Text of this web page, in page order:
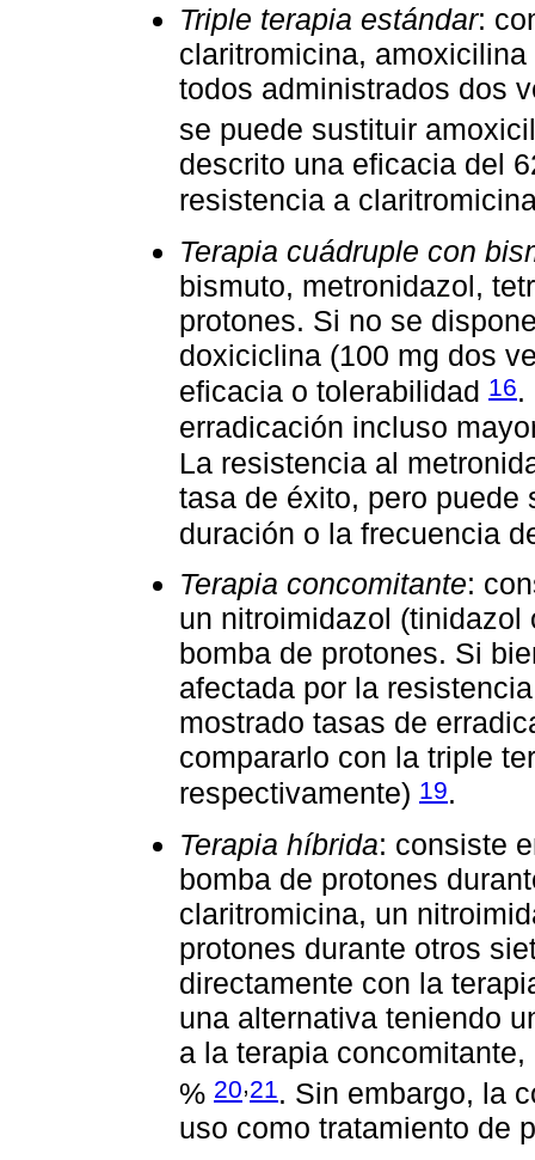
Triple terapia estándar:
claritromicina,
todos administrados dos
se puede sustituir
descrito una eficacia del
resistencia a
Terapia cuádruple con
bismuto, metronidazol,
protones. Si no se
doxiciclina (100 mg dos
eficacia o tolerabilidad 16.
erradicación incluso
La resistencia al
tasa de éxito, pero puede
duración o la frecuencia
Terapia concomitante:
un nitroimidazol
bomba de protones. Si
afectada por la
mostrado tasas de
compararlo con la triple
respectivamente) 19.
Terapia híbrida: consiste
bomba de protones
claritromicina, un
protones durante otros
directamente con la
una alternativa teniendo
a la terapia
% 20,21. Sin embargo, la
uso como tratamiento de